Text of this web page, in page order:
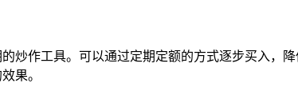
炒作工具。可以通过定期定额的方式逐步买入，
果。